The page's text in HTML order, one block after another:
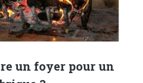
un foyer pour un